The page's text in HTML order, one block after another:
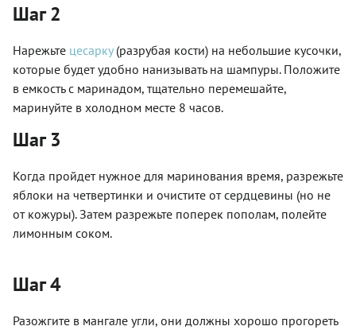
Шаг 2
Нарежьте цесарку (разрубая кости) на небольшие кусочки,
которые будет удобно нанизывать на шампуры. Положите
в емкость с маринадом, тщательно перемешайте,
маринуйте в холодном месте 8 часов.
Шаг 3
Когда пройдет нужное для маринования время, разрежьте
яблоки на четвертинки и очистите от сердцевины (но не
от кожуры). Затем разрежьте поперек пополам, полейте
лимонным соком.
Шаг 4
Разожгите в мангале угли, они должны хорошо прогореть